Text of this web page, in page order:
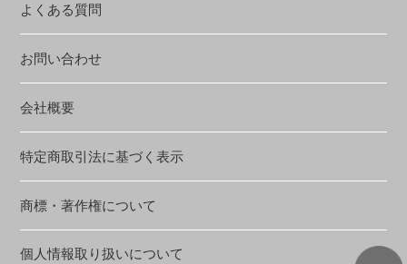
よくある質問
お問い合わせ
会社概要
特定商取引法に基づく表示
商標・著作権について
個人情報取り扱いについて